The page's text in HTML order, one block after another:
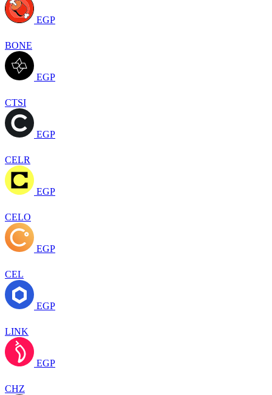
EGP
BONE
EGP
CTSI
EGP
CELR
EGP
CELO
EGP
CEL
EGP
LINK
EGP
CHZ